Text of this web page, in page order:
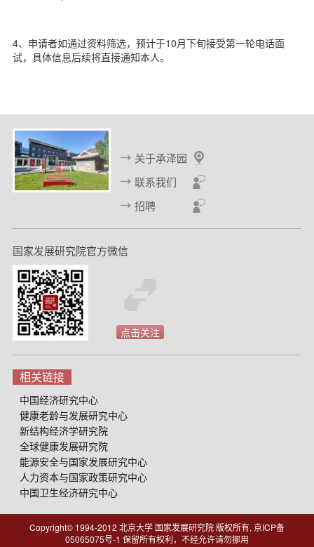
4、申请者如通过资料筛选，预计于10月下旬接受第一轮电话面
试，具体信息后续将直接通知本人。
关于承泽园
联系我们
招聘
国家发展研究院官方微信
点击关注
相关链接
中国经济研究中心
健康老龄与发展研究中心
新结构经济学研究院
全球健康发展研究院
能源安全与国家发展研究中心
人力资本与国家政策研究中心
中国卫生经济研究中心
Copyright© 1994-2012 北京大学 国家发展研究院 版权所有, 京ICP备
05065075号-1 保留所有权利，不经允许请勿挪用